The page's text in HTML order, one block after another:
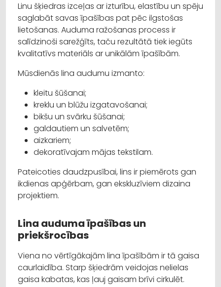
Linu šķiedras izceļas ar izturību, elastību un spēju
saglabāt savas īpašības pat pēc ilgstošas
lietošanas. Auduma ražošanas process ir
salīdzinoši sarežģīts, taču rezultātā tiek iegūts
kvalitatīvs materiāls ar unikālām īpašībām.
Mūsdienās lina audumu izmanto:
kleitu šūšanai;
kreklu un blūžu izgatavošanai;
bikšu un svārku šūšanai;
galdautiem un salvetēm;
aizkariem;
dekoratīvajam mājas tekstilam.
Pateicoties daudzpusībai, lins ir piemērots gan
ikdienas apģērbam, gan ekskluzīviem dizaina
projektiem.
Lina auduma īpašības un
priekšrocības
Viena no vērtīgākajām lina īpašībām ir tā gaisa
caurlaidība. Starp šķiedrām veidojas nelielas
gaisa kabatas, kas ļauj gaisam brīvi cirkulēt.